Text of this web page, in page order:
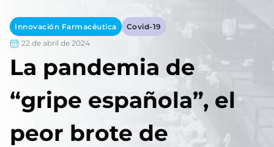
Innovación Farmacéutica
Covid-19
22 de abril de 2024
La pandemia de
“gripe española”, el
peor brote de